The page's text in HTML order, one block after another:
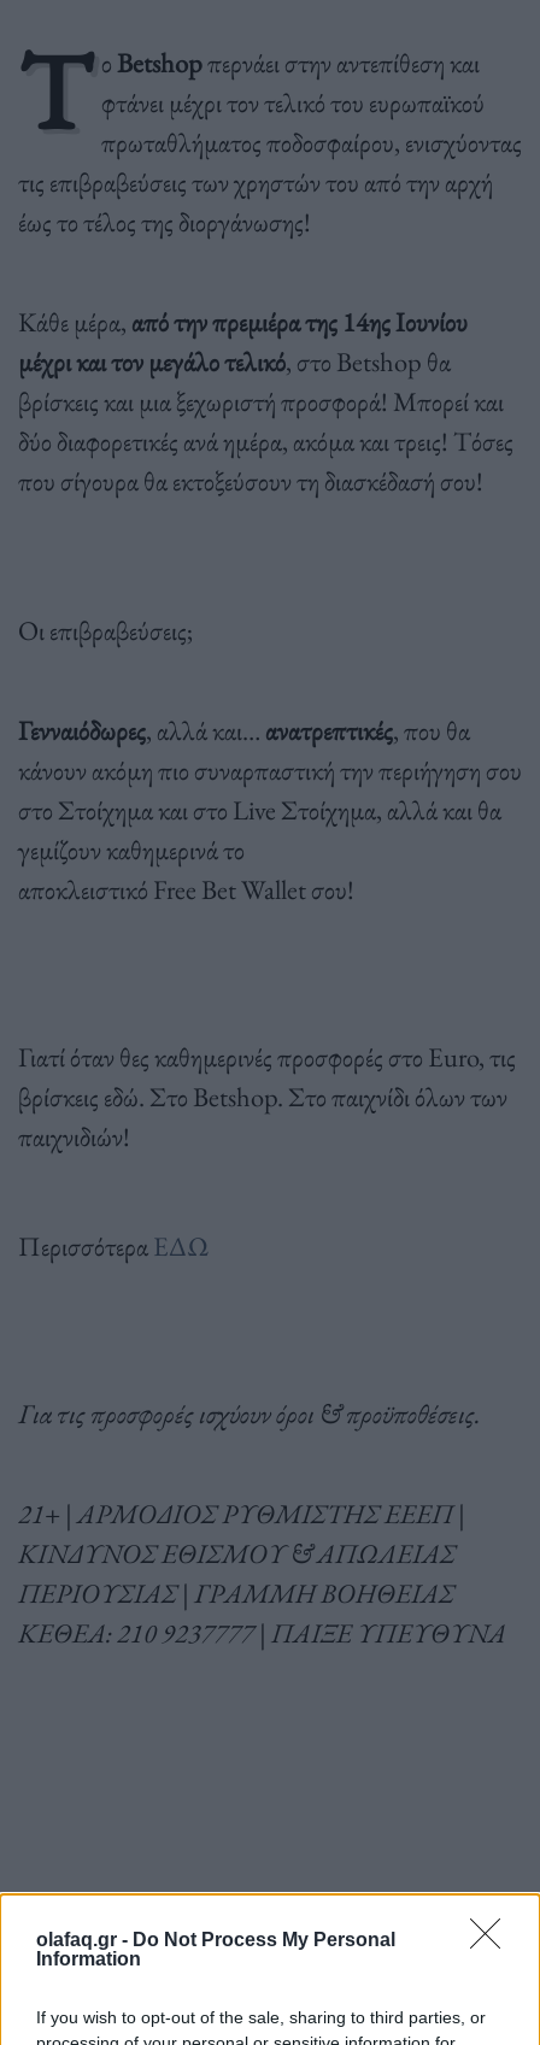
olafaq.gr - Do Not Process My Personal
Information
If you wish to opt-out of the sale, sharing to third parties, or
Τ οBetshopπερνάει στην αντεπίθεση και
φτάνει μέχρι τον τελικό του ευρωπαϊκού
πρωταθλήματος ποδοσφαίρου, ενισχύοντας
τις επιβραβεύσεις των χρηστών του από την αρχή
έως το τέλος της διοργάνωσης!
Κάθε μέρα, από την πρεμιέρα της 14ης Ιουνίου
μέχρι και τον μεγάλο τελικό, στο Betshop θα
βρίσκεις και μια ξεχωριστή προσφορά! Μπορεί και
δύο διαφορετικές ανά ημέρα, ακόμα και τρεις! Τόσες
που σίγουρα θα εκτοξεύσουν τη διασκέδασή σου!
Οι επιβραβεύσεις;
Γενναιόδωρες, αλλά και… ανατρεπτικές, που θα
κάνουν ακόμη πιο συναρπαστική την περιήγηση σου
στο Στοίχημα και στο Live Στοίχημα, αλλά και θα
γεμίζουν καθημερινά το
αποκλειστικό Free Bet Wallet σου!
Γιατί όταν θες καθημερινές προσφορές στο Euro, τις
βρίσκεις εδώ. Στο Betshop. Στο παιχνίδι όλων των
παιχνιδιών!
ΠερισσότεραΕΔΩ
Για τις προσφορές ισχύουν όροι & προϋποθέσεις.
21+ | ΑΡΜΟΔΙΟΣ ΡΥΘΜΙΣΤΗΣ ΕΕΕΠ |
ΚΙΝΔΥΝΟΣ ΕΘΙΣΜΟΥ & ΑΠΩΛΕΙΑΣ
ΠΕΡΙΟΥΣΙΑΣ | ΓΡΑΜΜΗ ΒΟΗΘΕΙΑΣ
ΚΕΘΕΑ: 210 9237777 | ΠΑΙΞΕ ΥΠΕΥΘΥΝΑ
Ακολουθήστε το OLAFAQ